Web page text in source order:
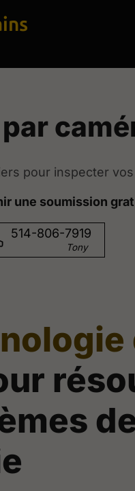
pour inspecter
une soumission
514-806-7919
Tony